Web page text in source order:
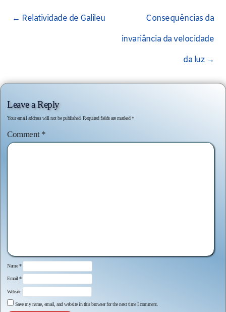
Post
← Relatividade de Galileu
Consequências da
invariância da velocidade
da luz →
Leave a Reply
Your email address will not be published. Required fields are marked*
Comment *
Name*
Email*
Website
Save my name, email, and website in this browser for the next time I comment.